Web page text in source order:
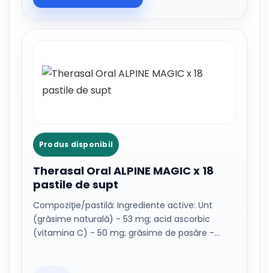
Produs disponibil
Therasal Oral ALPINE MAGIC x 18
pastile de supt
Compoziţie/pastilă: Ingrediente active: Unt
(grăsime naturală) - 53 mg; acid ascorbic
(vitamina C) - 50 mg; grăsime de pasăre -…